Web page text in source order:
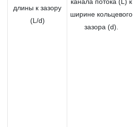
длины к зазору
(L/d)
канала потока (L) к
ширине кольцевого
зазора (d).